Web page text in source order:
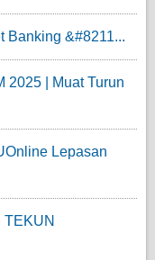
Banking &#8211...
2025 | Muat Turun
Lepasan
TEKUN